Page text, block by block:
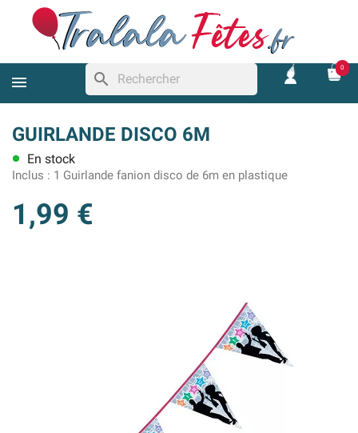
search
0
GUIRLANDE DISCO 6M
lens En stock
Inclus : 1 Guirlande fanion disco de 6m en plastique
1,99 €